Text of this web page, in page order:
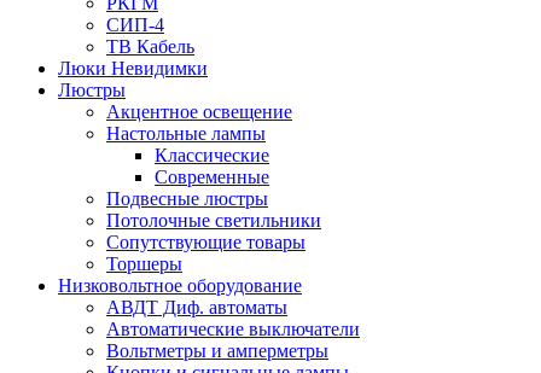
СИП-4
ТВ Кабель
Люки Невидимки
Люстры
Акцентное освещение
Настольные лампы
Классические
Современные
Подвесные люстры
Потолочные светильники
Сопутствующие товары
Торшеры
Низковольтное оборудование
АВДT Диф. автоматы
Автоматические выключатели
Вольтметры и амперметры